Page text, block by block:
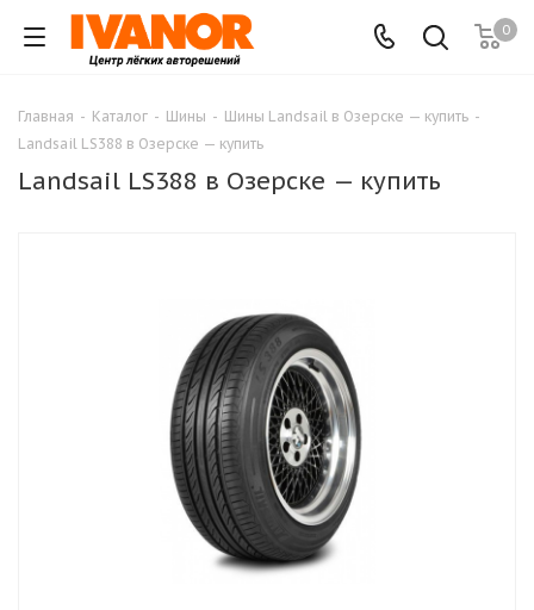
0
Главная - Каталог - Шины - Шины Landsail в Озерске — купить -
Landsail LS388 в Озерске — купить
Landsail LS388 в Озерске — купить